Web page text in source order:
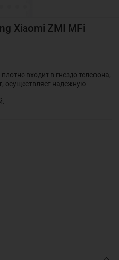
Xiaomi ZMI MFi
входит в гнездо телефона,
осуществляет надежную